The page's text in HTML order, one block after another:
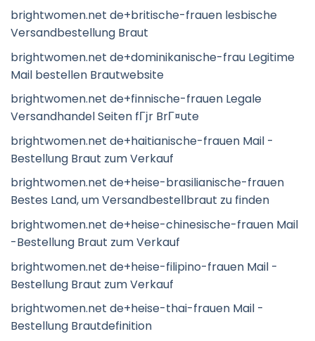
brightwomen.net de+britische-frauen lesbische
Versandbestellung Braut
brightwomen.net de+dominikanische-frau Legitime
Mail bestellen Brautwebsite
brightwomen.net de+finnische-frauen Legale
Versandhandel Seiten fГјr BrГ¤ute
brightwomen.net de+haitianische-frauen Mail -
Bestellung Braut zum Verkauf
brightwomen.net de+heise-brasilianische-frauen
Bestes Land, um Versandbestellbraut zu finden
brightwomen.net de+heise-chinesische-frauen Mail
-Bestellung Braut zum Verkauf
brightwomen.net de+heise-filipino-frauen Mail -
Bestellung Braut zum Verkauf
brightwomen.net de+heise-thai-frauen Mail -
Bestellung Brautdefinition